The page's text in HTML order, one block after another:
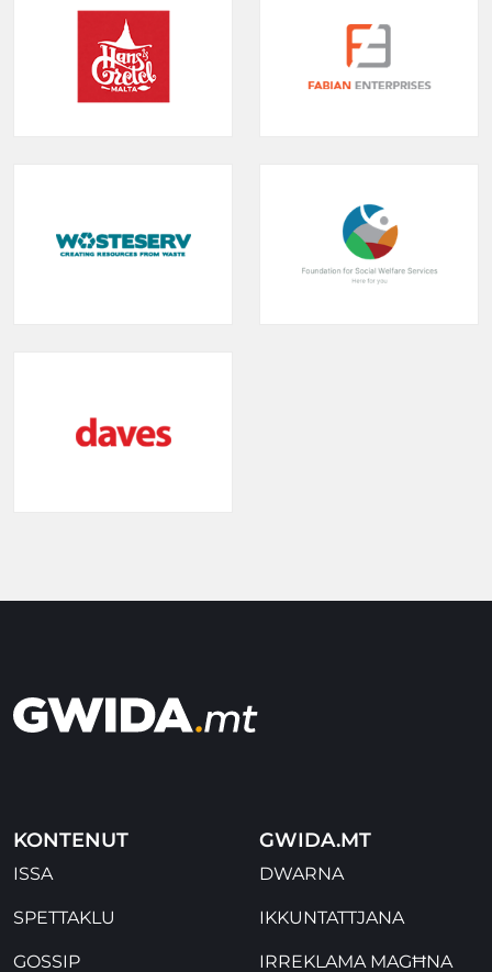
KONTENUT
ISSA
SPETTAKLU
GOSSIP
GWIDA.MT
DWARNA
IKKUNTATTJANA
IRREKLAMA MAGĦNA